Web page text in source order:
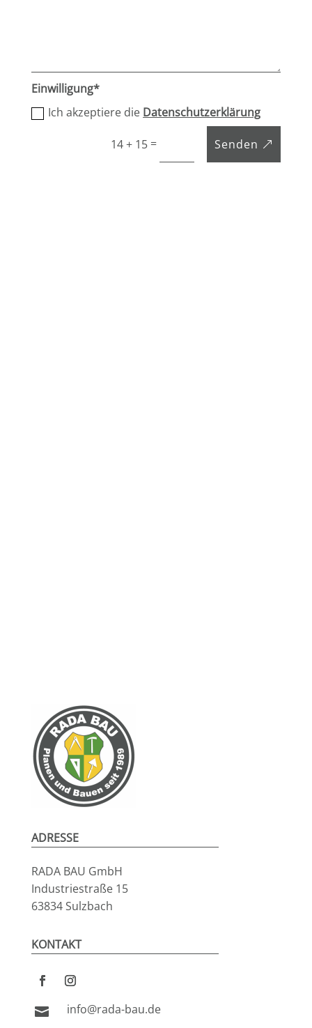
Einwilligung*
Ich akzeptiere die Datenschutzerklärung
14 + 15 = Senden
ADRESSE
RADA BAU GmbH
Industriestraße 15
63834 Sulzbach
KONTAKT
 info@rada-bau.de